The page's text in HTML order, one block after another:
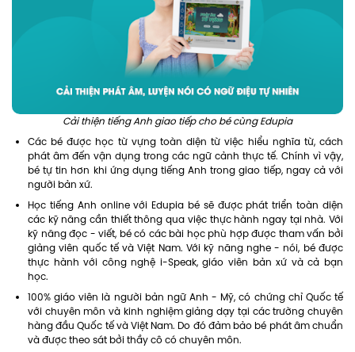
Cải thiện tiếng Anh giao tiếp cho bé cùng Edupia
Các bé được học từ vựng toàn diện từ việc hiểu nghĩa từ, cách
phát âm đến vận dụng trong các ngữ cảnh thực tế. Chính vì vậy,
bé tự tin hơn khi ứng dụng tiếng Anh trong giao tiếp, ngay cả với
người bản xứ.
Học tiếng Anh online với Edupia bé sẽ được phát triển toàn diện
các kỹ năng cần thiết thông qua việc thực hành ngay tại nhà. Với
kỹ năng đọc - viết, bé có các bài học phù hợp được tham vấn bởi
giảng viên quốc tế và Việt Nam. Với kỹ năng nghe - nói, bé được
thực hành với công nghệ i-Speak, giáo viên bản xứ và cả bạn
học.
100% giáo viên là người bản ngữ Anh - Mỹ, có chứng chỉ Quốc tế
với chuyên môn và kinh nghiệm giảng dạy tại các trường chuyên
hàng đầu Quốc tế và Việt Nam. Do đó đảm bảo bé phát âm chuẩn
và được theo sát bởi thầy cô có chuyên môn.